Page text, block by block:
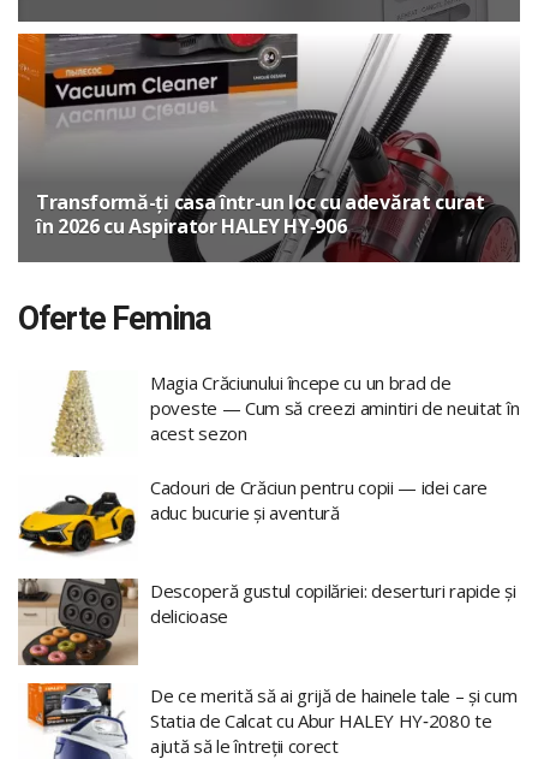
Transformă-ți casa într-un loc cu adevărat curat
în 2026 cu Aspirator HALEY HY‑906
Oferte Femina
Magia Crăciunului începe cu un brad de
poveste — Cum să creezi amintiri de neuitat în
acest sezon
Cadouri de Crăciun pentru copii — idei care
aduc bucurie și aventură
Descoperă gustul copilăriei: deserturi rapide și
delicioase
De ce merită să ai grijă de hainele tale – și cum
Statia de Calcat cu Abur HALEY HY‑2080 te
ajută să le întreții corect